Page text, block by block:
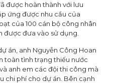
được hoàn thành với lưu
ứng được nhu cầu của
của 100 cán bộ công nhân
được đưa vào sử dụng.
án, anh Nguyễn Công Hoan
toàn tình trạng thiếu nước
anh em các đội thi công mà
chi phí cho dự án. Bên cạnh